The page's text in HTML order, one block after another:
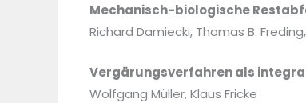
Mechanisch-biologische
Richard Damiecki, Thomas B.
Vergärungsverfahren als
Wolfgang Müller, Klaus Fricke